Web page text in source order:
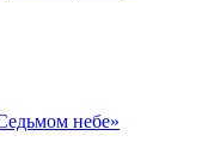
небе»